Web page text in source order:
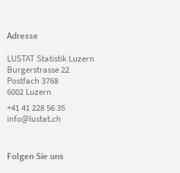
Adresse
LUSTAT Statistik Luzern
Burgerstrasse 22
Postfach 3768
6002 Luzern
+41 41 228 56 35
info@lustat.ch
Folgen Sie uns